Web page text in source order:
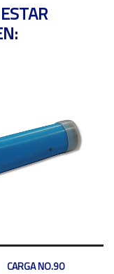
CARGA NO.90